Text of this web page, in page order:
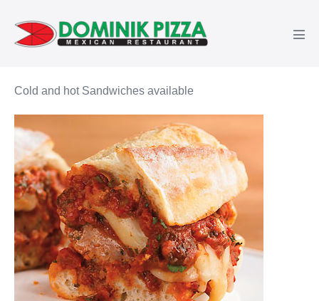
content
Cold and hot Sandwiches available
Sausage
Green
Peppers
parmigiana
hero